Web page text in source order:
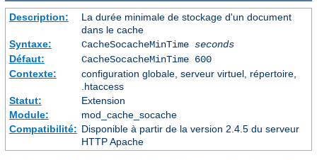
Description:
La durée minimale de stockage d'un document
dans le cache
Syntaxe:
CacheSocacheMinTime seconds
Défaut:
CacheSocacheMinTime 600
Contexte:
configuration globale, serveur virtuel, répertoire,
.htaccess
Statut:
Extension
Module:
mod_cache_socache
Compatibilité: Disponible à partir de la version 2.4.5 du serveur
HTTP Apache